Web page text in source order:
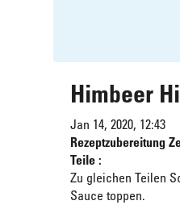
Himbeer
Jan 14, 2020, 12:43
Rezeptzubereitung
Teile :
Zu gleichen Teilen
Sauce toppen.